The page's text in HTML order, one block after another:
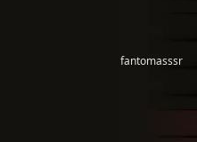
fantomasssr